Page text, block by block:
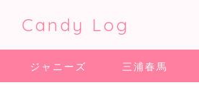
Candy Log
ジャニーズ 三浦春馬